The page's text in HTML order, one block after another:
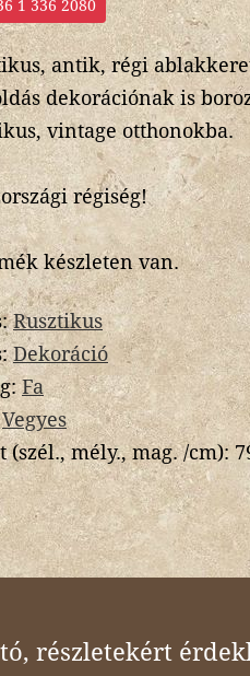
1 336 2080
antik, régi
dekorációnak is
vintage otthonokba.
régiség!
készleten van.
Rusztikus
Dekoráció
Fa
Vegyes
(szél., mély., mag. /cm):
részletekért